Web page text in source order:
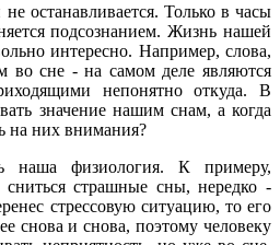
останавливается. Только в часы
подсознанием. Жизнь нашей
интересно. Например, слова,
во сне - на самом деле являются
непонятно откуда. В
значение нашим снам, а когда
на них внимания?
наша физиология. К примеру,
сниться страшные сны, нередко -
стрессовую ситуацию, то его
снова и снова, поэтому человеку